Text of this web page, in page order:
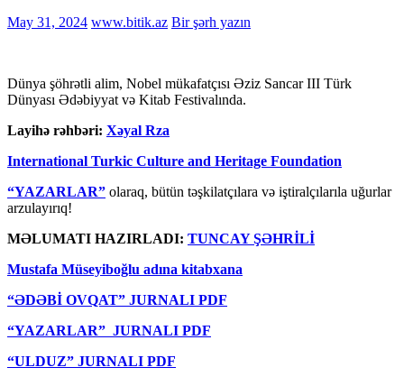
May 31, 2024 www.bitik.az Bir şərh yazın
Dünya şöhrətli alim, Nobel mükafatçısı Əziz Sancar III Türk
Dünyası Ədəbiyyat və Kitab Festivalında.
Layihə rəhbəri: Xəyal Rza
International Turkic Culture and Heritage Foundation
“YAZARLAR” olaraq, bütün təşkilatçılara və iştiralçılarıla uğurlar
arzulayırıq!
MƏLUMATI HAZIRLADI: TUNCAY ŞƏHRİLİ
Mustafa Müseyiboğlu adına kitabxana
“ƏDƏBİ OVQAT” JURNALI PDF
“YAZARLAR” JURNALI PDF
“ULDUZ” JURNALI PDF